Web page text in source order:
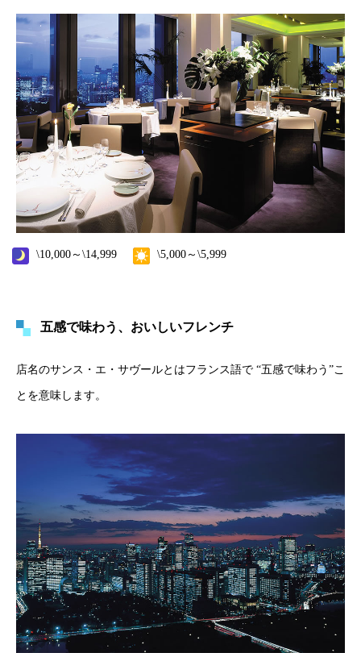
\10,000～\14,999 \5,000～\5,999
五感で味わう、おいしいフレンチ
店名のサンス・エ・サヴールとはフランス語で “五感で味わう”こ
とを意味します。